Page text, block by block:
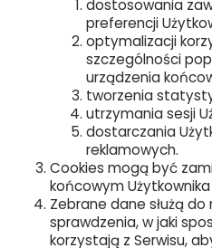
dostosowania
preferencji
optymalizacji
szczególności
urządzenia
tworzenia
utrzymania sesji
dostarczania
reklamowych.
Cookies mogą być
końcowym Użytkownika
Zebrane dane służą
sprawdzenia, w jaki
korzystają z Serwisu,